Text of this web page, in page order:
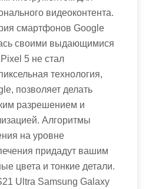
видеоконтента.
смартфонов Google
своими выдающимися
5 не стал
технология,
позволяет делать
разрешением и
Алгоритмы
на уровне
придадут вашим
цвета и тонкие детали.
Ultra Samsung Galaxy